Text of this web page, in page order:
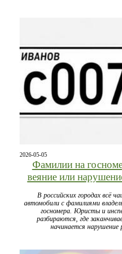
2026-05-05
Фамилии на
веяние или
В российских городах всё
автомобили с фамилиями
госномера. Юристы и
разбираются, где
начинается нарушение